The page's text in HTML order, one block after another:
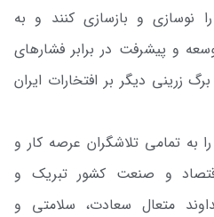
نوسازی و بازسازی کنند و به
و پیشرفت در برابر فشارهای
زرینی دیگر بر افتخارات ایران
به تمامی تلاشگران عرصه کار و
و صنعت کشور تبریک و
متعال سعادت، سلامتی و